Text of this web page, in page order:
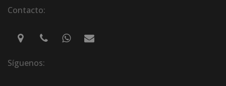
Contacto:
Síguenos: